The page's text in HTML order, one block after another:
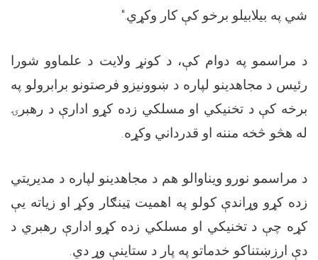
شي په بیلابیلو برخو کې کار وکړي."
د مراسمو په دوام کې، د کونړ ولایت د علماوو شورا
رئیس د مجاهدینو لپاره د ښوونیزو فرصتونو برابرولو په
برخه کې د تخنیکي او مسلکي زده کړو ادارې د رهبرۍ
له هڅو څخه مننه او قدرداني وکړه.
د مراسمو نورو ویناوالو هم د مجاهدینو لپاره د مدیریتي
زده کړو وړاندې کولو په اهمیت ټینګار وکړ او زیاته یې
کړه چې د تخنیکي او مسلکي زده کړو ادارې رهبري د
دې ارزښتناکو خدماتو په پار د ستاینې وړ دي.